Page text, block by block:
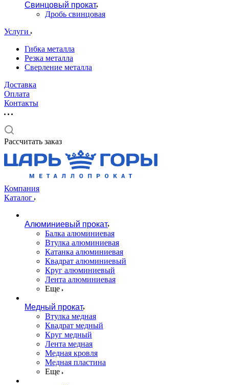
Свинцовый прокат
Дробь свинцовая
Услуги
Гибка металла
Резка металла
Сверление металла
Доставка
Оплата
Контакты
Рассчитать заказ
Компания
Каталог
Алюминиевый прокат
Балка алюминиевая
Втулка алюминиевая
Катанка алюминиевая
Квадрат алюминиевый
Круг алюминиевый
Лента алюминиевая
Еще
Медный прокат
Втулка медная
Квадрат медный
Круг медный
Лента медная
Медная кровля
Медная пластина
Еще